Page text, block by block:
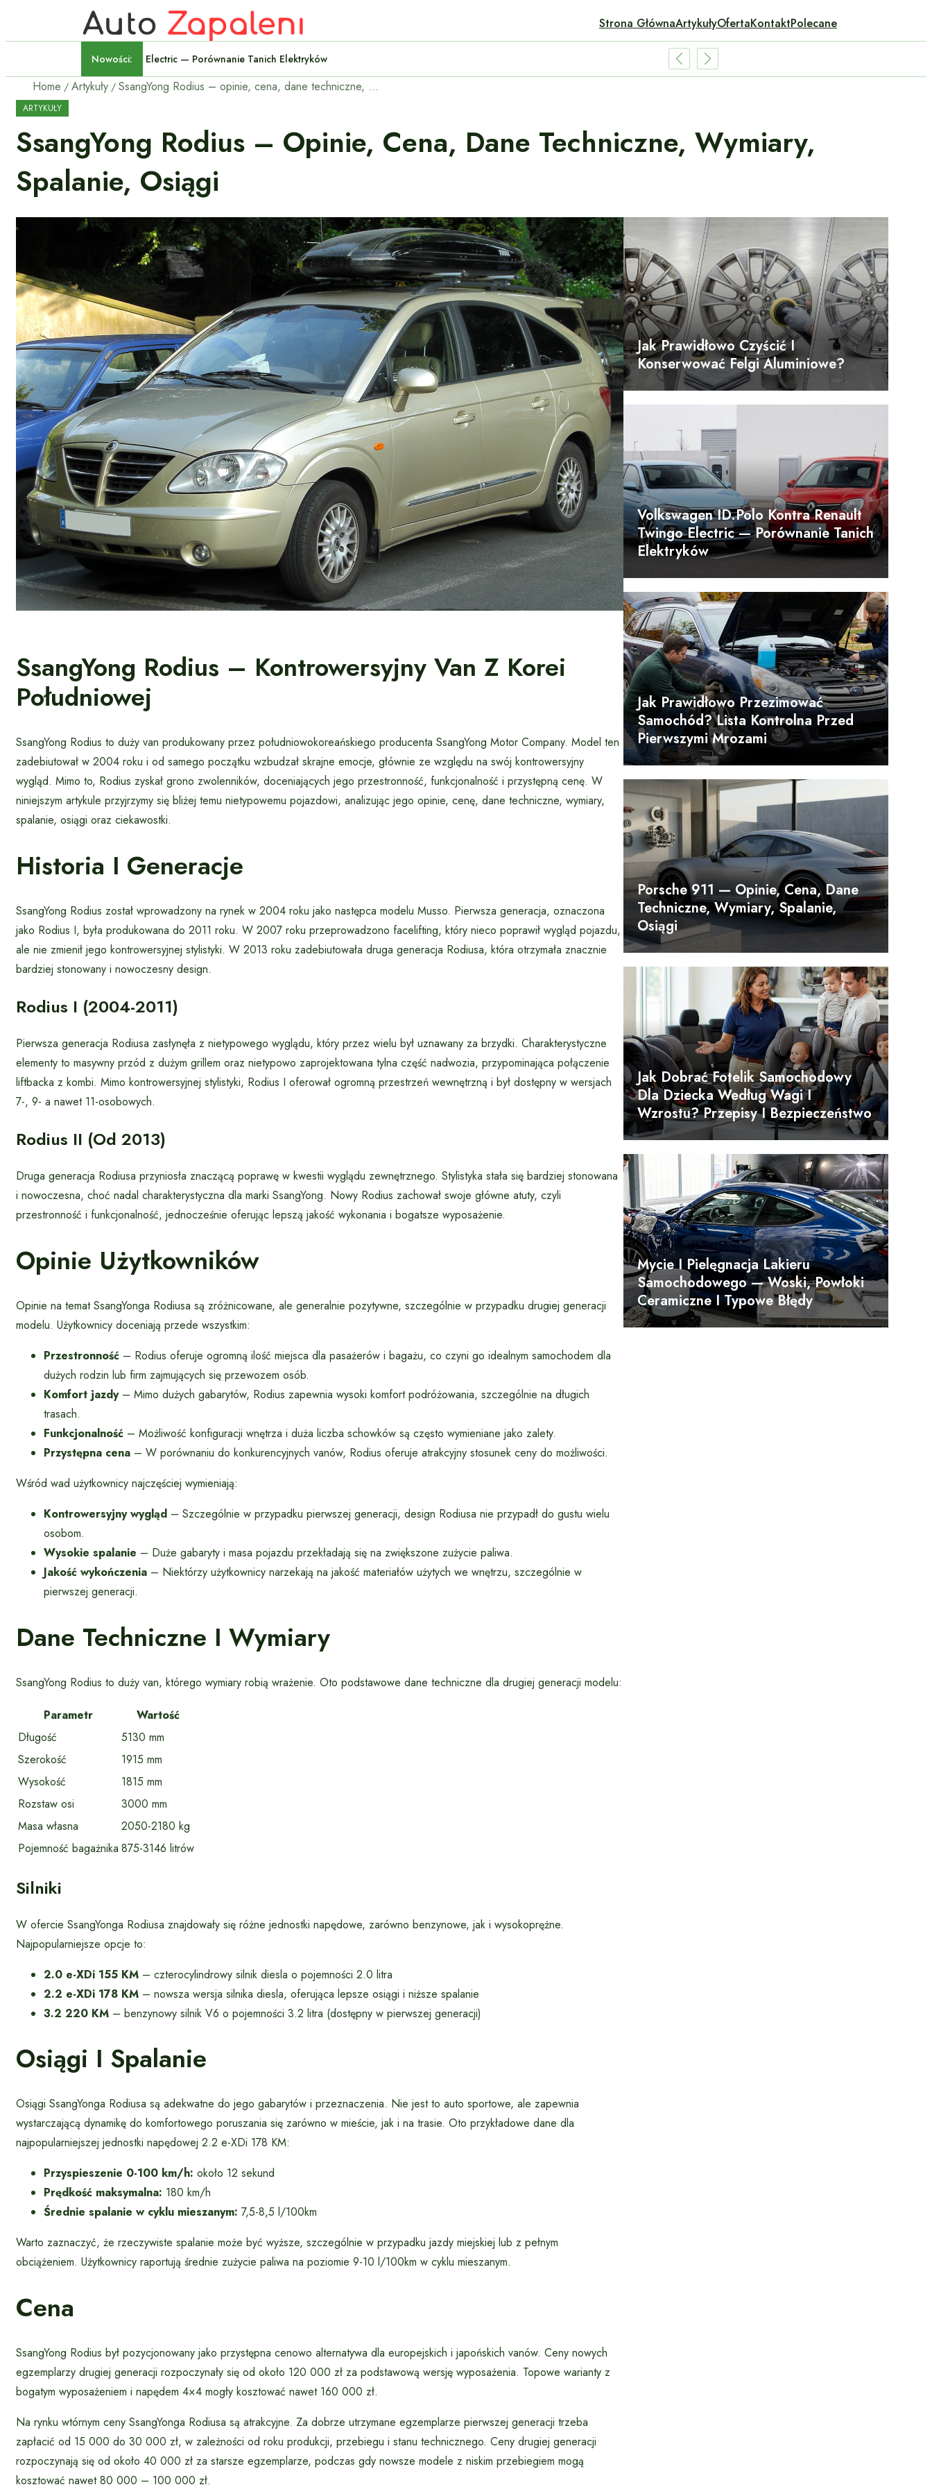
Strona GłównaArtykułyOfertaKontaktPolecane
Nowości: Volkswagen ID.Polo Kontra Renault Twingo Electric — Porównanie Tanich Elektryków
Home Artykuły SsangYong Rodius – opinie, cena, dane techniczne, wymiary, spalanie, osiągi
ARTYKUŁY
SsangYong Rodius – Opinie, Cena, Dane Techniczne, Wymiary,
Spalanie, Osiągi
SsangYong Rodius – Kontrowersyjny Van Z Korei
Południowej
SsangYong Rodius to duży van produkowany przez południowokoreańskiego producenta SsangYong Motor Company. Model ten
zadebiutował w 2004 roku i od samego początku wzbudzał skrajne emocje, głównie ze względu na swój kontrowersyjny
wygląd. Mimo to, Rodius zyskał grono zwolenników, doceniających jego przestronność, funkcjonalność i przystępną cenę. W
niniejszym artykule przyjrzymy się bliżej temu nietypowemu pojazdowi, analizując jego opinie, cenę, dane techniczne, wymiary,
spalanie, osiągi oraz ciekawostki.
Historia I Generacje
SsangYong Rodius został wprowadzony na rynek w 2004 roku jako następca modelu Musso. Pierwsza generacja, oznaczona
jako Rodius I, była produkowana do 2011 roku. W 2007 roku przeprowadzono facelifting, który nieco poprawił wygląd pojazdu,
ale nie zmienił jego kontrowersyjnej stylistyki. W 2013 roku zadebiutowała druga generacja Rodiusa, która otrzymała znacznie
bardziej stonowany i nowoczesny design.
Rodius I (2004-2011)
Pierwsza generacja Rodiusa zasłynęła z nietypowego wyglądu, który przez wielu był uznawany za brzydki. Charakterystyczne
elementy to masywny przód z dużym grillem oraz nietypowo zaprojektowana tylna część nadwozia, przypominająca połączenie
liftbacka z kombi. Mimo kontrowersyjnej stylistyki, Rodius I oferował ogromną przestrzeń wewnętrzną i był dostępny w wersjach
7-, 9- a nawet 11-osobowych.
Rodius II (od 2013)
Druga generacja Rodiusa przyniosła znaczącą poprawę w kwestii wyglądu zewnętrznego. Stylistyka stała się bardziej stonowana
i nowoczesna, choć nadal charakterystyczna dla marki SsangYong. Nowy Rodius zachował swoje główne atuty, czyli
przestronność i funkcjonalność, jednocześnie oferując lepszą jakość wykonania i bogatsze wyposażenie.
Opinie Użytkowników
Opinie na temat SsangYonga Rodiusa są zróżnicowane, ale generalnie pozytywne, szczególnie w przypadku drugiej generacji
modelu. Użytkownicy doceniają przede wszystkim:
Przestronność – Rodius oferuje ogromną ilość miejsca dla pasażerów i bagażu, co czyni go idealnym samochodem dla
dużych rodzin lub firm zajmujących się przewozem osób.
Komfort jazdy– Mimo dużych gabarytów, Rodius zapewnia wysoki komfort podróżowania, szczególnie na długich
trasach.
Funkcjonalność – Możliwość konfiguracji wnętrza i duża liczba schowków są często wymieniane jako zalety.
Przystępna cena – W porównaniu do konkurencyjnych vanów, Rodius oferuje atrakcyjny stosunek ceny do możliwości.
Wśród wad użytkownicy najczęściej wymieniają:
Kontrowersyjny wygląd – Szczególnie w przypadku pierwszej generacji, design Rodiusa nie przypadł do gustu wielu
osobom.
Wysokie spalanie – Duże gabaryty i masa pojazdu przekładają się na zwiększone zużycie paliwa.
Jakość wykończenia – Niektórzy użytkownicy narzekają na jakość materiałów użytych we wnętrzu, szczególnie w
pierwszej generacji.
Dane Techniczne I Wymiary
SsangYong Rodius to duży van, którego wymiary robią wrażenie. Oto podstawowe dane techniczne dla drugiej generacji modelu:
Parametr
Wartość
Długość
5130 mm
Szerokość
1915 mm
Wysokość
1815 mm
Rozstaw osi
3000 mm
Masa własna
2050-2180 kg
Pojemność bagażnika 875-3146 litrów
Silniki
W ofercie SsangYonga Rodiusa znajdowały się różne jednostki napędowe, zarówno benzynowe, jak i wysokoprężne.
Najpopularniejsze opcje to:
2.0 e-XDi 155 KM – czterocylindrowy silnik diesla o pojemności 2.0 litra
2.2 e-XDi 178 KM – nowsza wersja silnika diesla, oferująca lepsze osiągi i niższe spalanie
3.2 220 KM – benzynowy silnik V6 o pojemności 3.2 litra (dostępny w pierwszej generacji)
Osiągi I Spalanie
Osiągi SsangYonga Rodiusa są adekwatne do jego gabarytów i przeznaczenia. Nie jest to auto sportowe, ale zapewnia
wystarczającą dynamikę do komfortowego poruszania się zarówno w mieście, jak i na trasie. Oto przykładowe dane dla
najpopularniejszej jednostki napędowej 2.2 e-XDi 178 KM:
Przyspieszenie 0-100 km/h: około 12 sekund
Prędkość maksymalna: 180 km/h
Średnie spalanie w cyklu mieszanym: 7,5-8,5 l/100km
Warto zaznaczyć, że rzeczywiste spalanie może być wyższe, szczególnie w przypadku jazdy miejskiej lub z pełnym
obciążeniem. Użytkownicy raportują średnie zużycie paliwa na poziomie 9-10 l/100km w cyklu mieszanym.
Cena
SsangYong Rodius był pozycjonowany jako przystępna cenowo alternatywa dla europejskich i japońskich vanów. Ceny nowych
egzemplarzy drugiej generacji rozpoczynały się od około 120 000 zł za podstawową wersję wyposażenia. Topowe warianty z
bogatym wyposażeniem i napędem 4×4 mogły kosztować nawet 160 000 zł.
Na rynku wtórnym ceny SsangYonga Rodiusa są atrakcyjne. Za dobrze utrzymane egzemplarze pierwszej generacji trzeba
zapłacić od 15 000 do 30 000 zł, w zależności od roku produkcji, przebiegu i stanu technicznego. Ceny drugiej generacji
rozpoczynają się od około 40 000 zł za starsze egzemplarze, podczas gdy nowsze modele z niskim przebiegiem mogą
kosztować nawet 80 000 – 100 000 zł.
Jak Prawidłowo Czyścić I
Konserwować Felgi Aluminiowe?
Volkswagen ID.Polo Kontra Renault
Twingo Electric — Porównanie Tanich
Elektryków
Jak Prawidłowo Przezimować
Samochód? Lista Kontrolna Przed
Pierwszymi Mrozami
Porsche 911 — Opinie, Cena, Dane
Techniczne, Wymiary, Spalanie,
Osiągi
Jak Dobrać Fotelik Samochodowy
Dla Dziecka Według Wagi I
Wzrostu? Przepisy I Bezpieczeństwo
Mycie I Pielęgnacja Lakieru
Samochodowego — Woski, Powłoki
Ceramiczne I Typowe Błędy